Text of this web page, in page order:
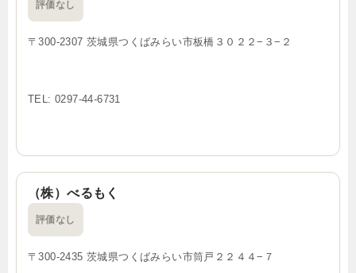
評価なし
〒300-2307 茨城県つくばみらい市板橋３０２２−３−２
TEL: 0297-44-6731
（株）べるもく
評価なし
〒300-2435 茨城県つくばみらい市筒戸２２４４−７